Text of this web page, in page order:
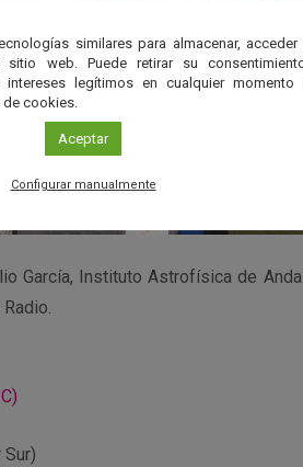
García, Instituto Astrofísica de
similares para almacenar,
web. Puede retirar su
legítimos en cualquier momento
de cookies.
Aceptar
Configurar manualmente